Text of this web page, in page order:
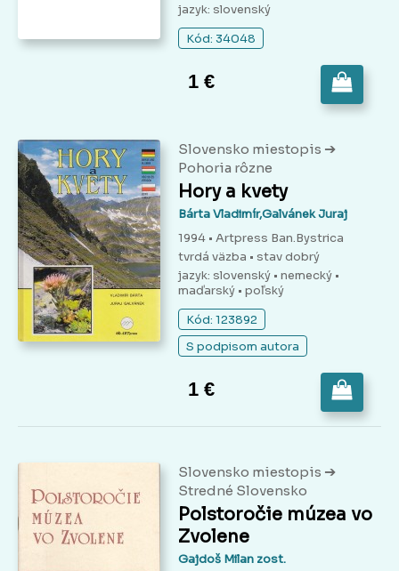
jazyk: slovenský
Kód: 34048
1 €
Slovensko miestopis ➔
Pohoria rôzne
Hory a kvety
Bárta Vladimír,Galvánek Juraj
1994 • Artpress Ban.Bystrica
tvrdá väzba • stav dobrý
jazyk: slovenský • nemecký •
maďarský • poľský
Kód: 123892
S podpisom autora
1 €
Slovensko miestopis ➔
Stredné Slovensko
Polstoročie múzea vo
Zvolene
Gajdoš Milan zost.